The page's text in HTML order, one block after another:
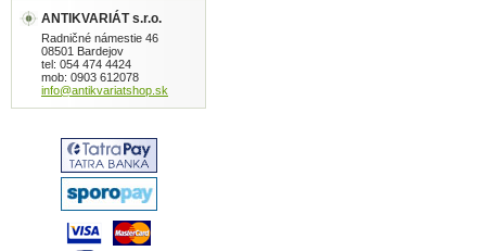
ANTIKVARIÁT s.r.o.
Radničné námestie 46
08501 Bardejov
tel: 054 474 4424
mob: 0903 612078
info@antikvariatshop.sk